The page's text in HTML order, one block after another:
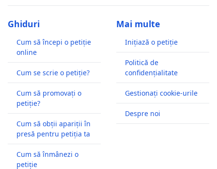
Ghiduri
Cum să începi o petiție
online
Cum se scrie o petiție?
Cum să promovați o
petiție?
Cum să obții apariții în
presă pentru petiția ta
Cum să înmânezi o
petiție
Mai multe
Inițiază o petiție
Politică de
confidențialitate
Gestionați cookie-urile
Despre noi